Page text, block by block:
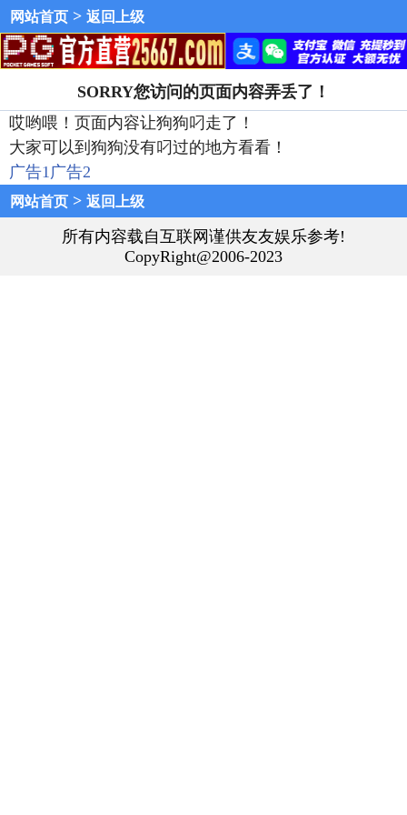
网站首页 > 返回上级
SORRY您访问的页面内容弄丢了！
哎哟喂！页面内容让狗狗叼走了！
大家可以到狗狗没有叼过的地方看看！
广告1广告2
网站首页 > 返回上级
所有内容载自互联网谨供友友娱乐参考!
CopyRight@2006-2023